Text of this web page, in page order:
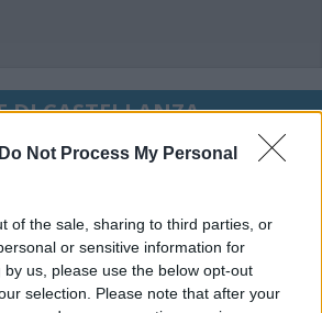
Do Not Process My Personal
of the sale, sharing to third parties, or
or sensitive information for
us, please use the below opt-out
selection. Please note that after your
DI CASTELLANZA